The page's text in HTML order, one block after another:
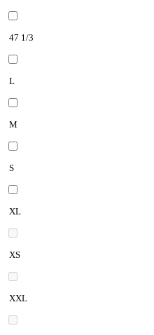
47 1/3
L
M
S
XL
XS
XXL